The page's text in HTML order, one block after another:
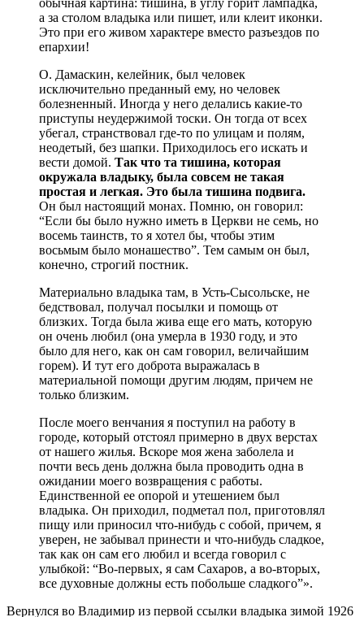
обычная картина: тишина, в углу горит лампадка,
а за столом владыка или пишет, или клеит иконки.
Это при его живом характере вместо разъездов по
епархии!
О. Дамаскин, келейник, был человек
исключительно преданный ему, но человек
болезненный. Иногда у него делались какие-то
приступы неудержимой тоски. Он тогда от всех
убегал, странствовал где-то по улицам и полям,
неодетый, без шапки. Приходилось его искать и
вести домой. Так что та тишина, которая
окружала владыку, была совсем не такая
простая и легкая. Это была тишина подвига.
Он был настоящий монах. Помню, он говорил:
“Если бы было нужно иметь в Церкви не семь, но
восемь таинств, то я хотел бы, чтобы этим
восьмым было монашество”. Тем самым он был,
конечно, строгий постник.
Материально владыка там, в Усть-Сысольске, не
бедствовал, получал посылки и помощь от
близких. Тогда была жива еще его мать, которую
он очень любил (она умерла в 1930 году, и это
было для него, как он сам говорил, величайшим
горем). И тут его доброта выражалась в
материальной помощи другим людям, причем не
только близким.
После моего венчания я поступил на работу в
городе, который отстоял примерно в двух верстах
от нашего жилья. Вскоре моя жена заболела и
почти весь день должна была проводить одна в
ожидании моего возвращения с работы.
Единственной ее опорой и утешением был
владыка. Он приходил, подметал пол, приготовлял
пищу или приносил что-нибудь с собой, причем, я
уверен, не забывал принести и что-нибудь сладкое,
так как он сам его любил и всегда говорил с
улыбкой: “Во-первых, я сам Сахаров, а во-вторых,
все духовные должны есть побольше сладкого”».
Вернулся во Владимир из первой ссылки владыка зимой 1926